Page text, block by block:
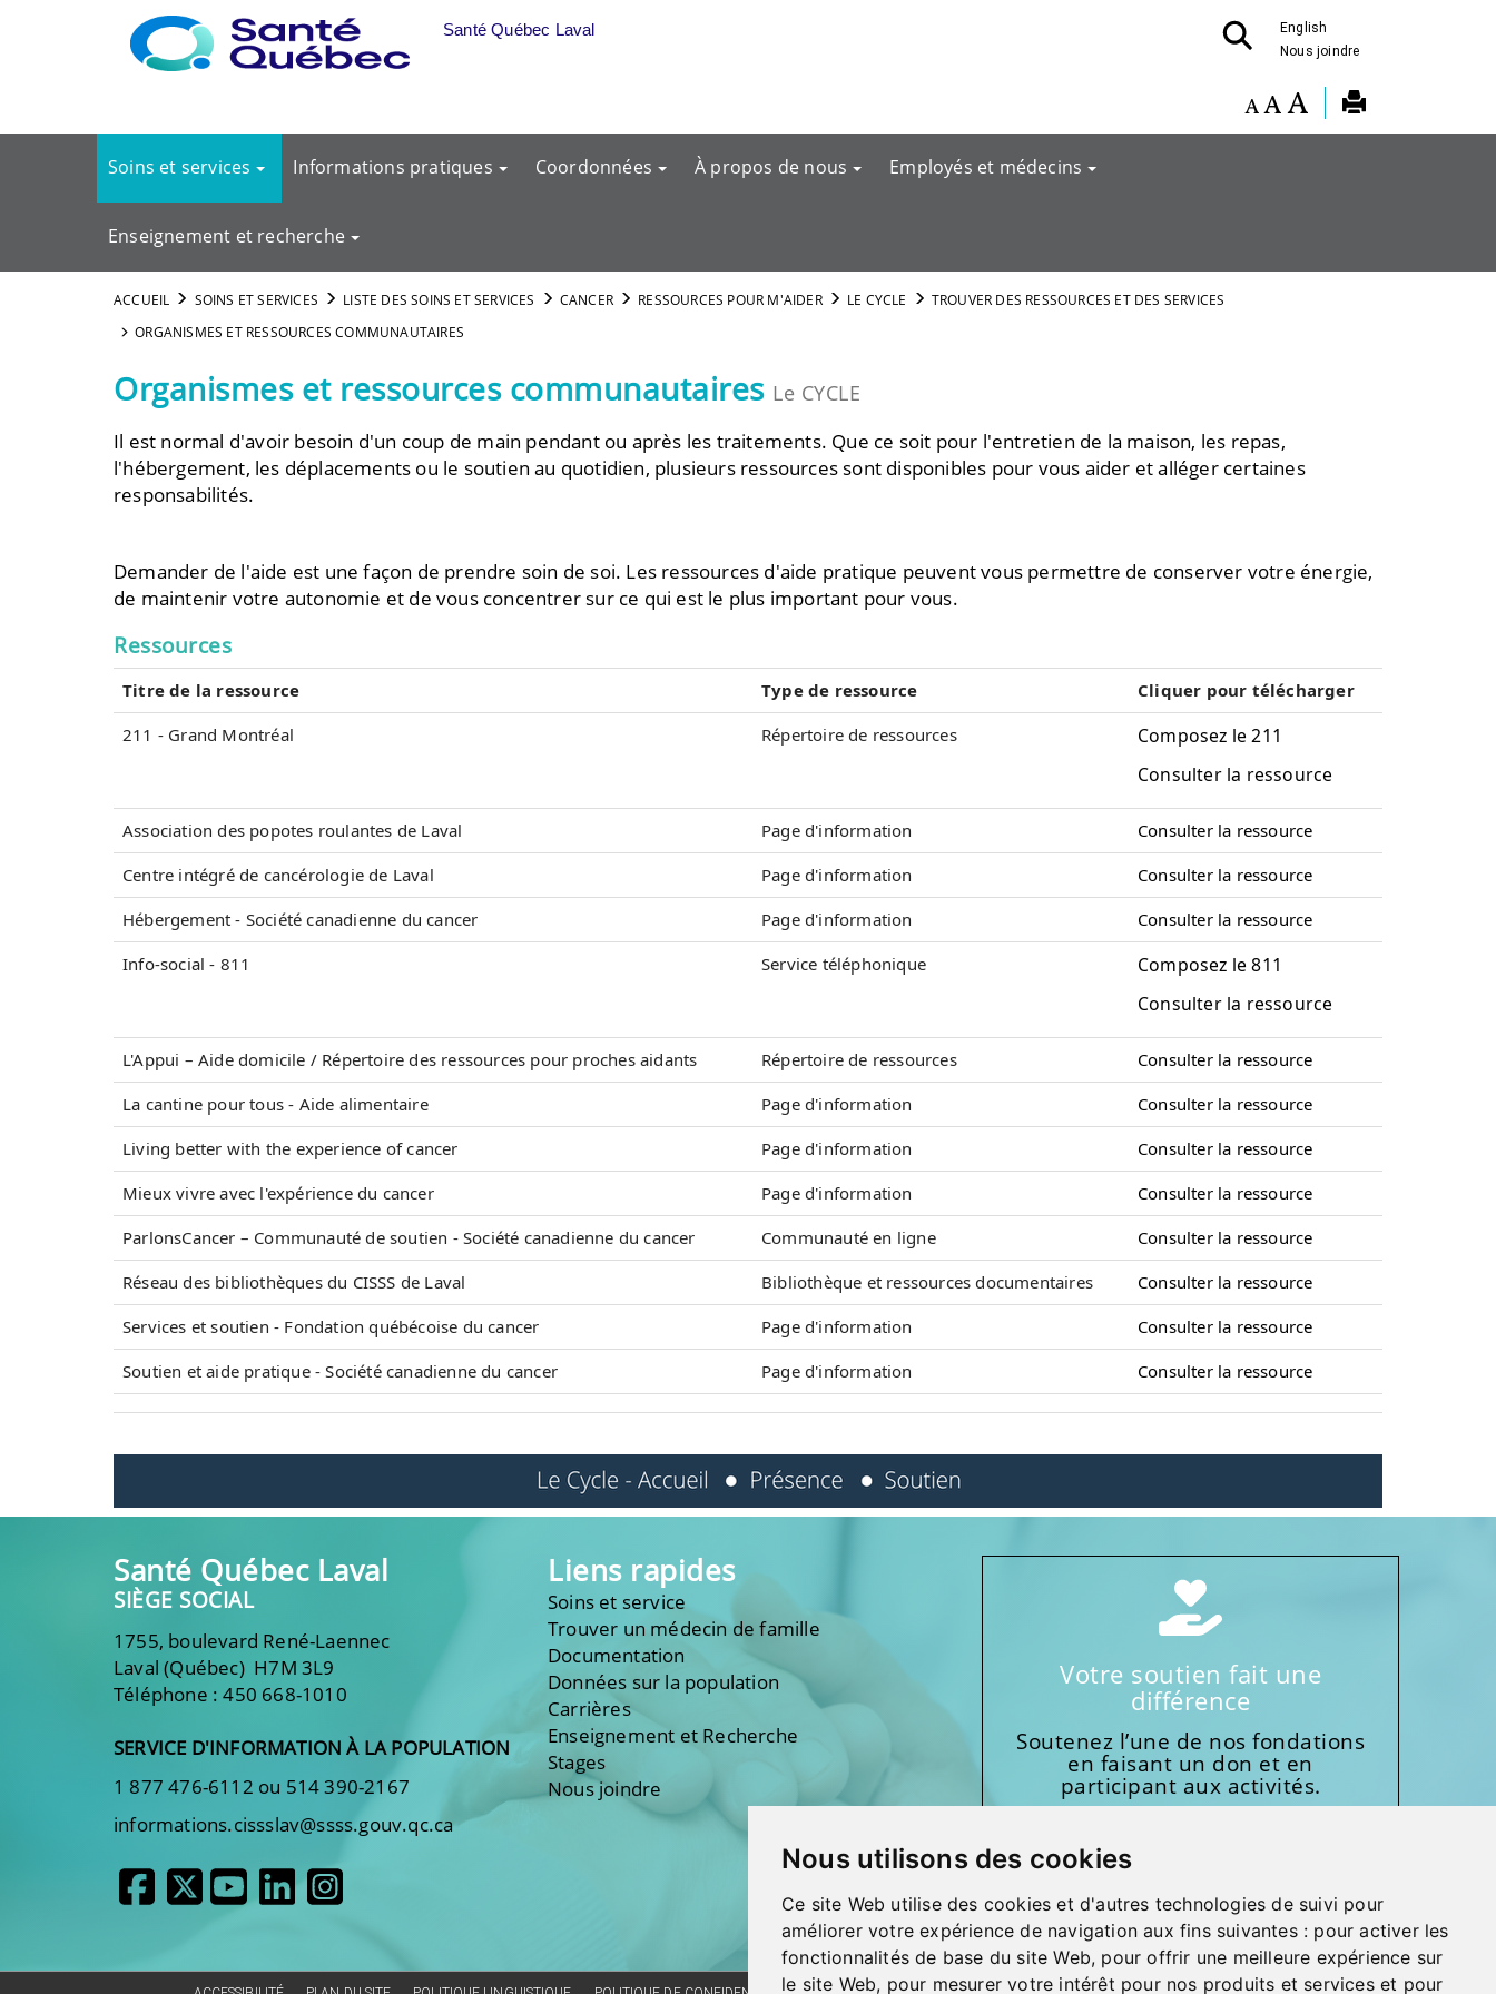
Nous utilisons des cookies
Ce site Web utilise des cookies et d'autres technologies de suivi pour
améliorer votre expérience de navigation aux fins suivantes : pour activer les
fonctionnalités de base du site Web, pour offrir une meilleure expérience sur
le site Web, pour mesurer votre intérêt pour nos produits et services et pour
Aller au menu principal
English
Nous joindre
Santé Québec Laval
Soins et services Informations pratiques Coordonnées À propos de nous Employés et médecins
Enseignement et recherche
ACCUEIL SOINS ET SERVICES LISTE DES SOINS ET SERVICES CANCER RESSOURCES POUR M'AIDER LE CYCLE
TROUVER DES RESSOURCES ET DES SERVICES
ORGANISMES ET RESSOURCES COMMUNAUTAIRES
Organismes et ressources communautaires Le CYCLE
Il est normal d'avoir besoin d'un coup de main pendant ou après les traitements. Que ce soit pour l'entretien de la maison, les repas,
l'hébergement, les déplacements ou le soutien au quotidien, plusieurs ressources sont disponibles pour vous aider et alléger certaines
responsabilités.
Demander de l'aide est une façon de prendre soin de soi. Les ressources d'aide pratique peuvent vous permettre de conserver votre énergie,
de maintenir votre autonomie et de vous concentrer sur ce qui est le plus important pour vous.
Ressources
Titre de la ressource Type de ressource
Cliquer pour télécharger
211 - Grand Montréal
Répertoire de ressources
Composez le 211
Consulter la ressource
Association des popotes roulantes de Laval Page d'information
Consulter la ressource
Centre intégré de cancérologie de Laval
Page d'information
Consulter la ressource
Hébergement - Société canadienne du cancer
Page d'information
Consulter la ressource
Info-social - 811
Service téléphonique
Composez le 811
Consulter la ressource
L'Appui – Aide domicile / Répertoire des ressources pour proches aidants Répertoire de ressources
Consulter la ressource
La cantine pour tous - Aide alimentaire
Page d'information
Consulter la ressource
Living better with the experience of cancer
Page d'information
Consulter la ressource
Mieux vivre avec l'expérience du cancer
Page d'information
Consulter la ressource
ParlonsCancer – Communauté de soutien - Société canadienne du cancer
Communauté en ligne
Consulter la ressource
Réseau des bibliothèques du CISSS de Laval
Bibliothèque et ressources documentaires
Consulter la ressource
Services et soutien - Fondation québécoise du cancer
Page d'information
Consulter la ressource
Soutien et aide pratique - Société canadienne du cancer
Page d'information Consulter la ressource
Santé Québec Laval
SIÈGE SOCIAL
1755, boulevard René-Laennec
Laval (Québec) H7M 3L9
Téléphone : 450 668-1010
SERVICE D'INFORMATION À LA POPULATION
1 877 476-6112 ou 514 390-2167
informations.cissslav@ssss.gouv.qc.ca
Liens rapides
Soins et service
Trouver un médecin de famille
Documentation
Données sur la population
Carrières
Enseignement et Recherche
Stages
Nous joindre
Votre soutien fait une
différence
Soutenez l’une de nos fondations
en faisant un don et en
participant aux activités.